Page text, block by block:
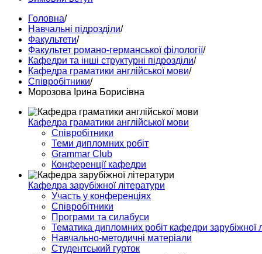
Головна/
Навчальні підрозділи/
Факультети/
Факультет романо-германської філології/
Кафедри та інші структурні підрозділи/
Кафедра граматики англійської мови/
Співробітники/
Морозова Ірина Борисівна
Кафедра граматики англійської мови
Співробітники
Теми дипломних робіт
Grammar Club
Конференції кафедри
Кафедра зарубіжної літератури
Участь у конференціях
Співробітники
Програми та силабуси
Тематика дипломних робіт кафедри зарубіжної
Навчально-методичні матеріали
Студентський гурток